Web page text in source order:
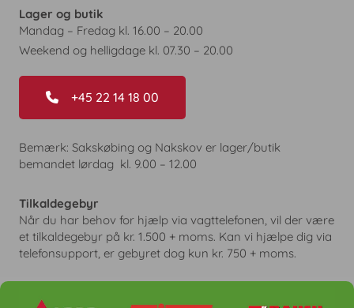
Lager og butik
Mandag – Fredag kl. 16.00 – 20.00
Weekend og helligdage kl. 07.30 – 20.00
+45 22 14 18 00
Bemærk: Sakskøbing og Nakskov er lager/butik
bemandet lørdag kl. 9.00 – 12.00
Tilkaldegebyr
Når du har behov for hjælp via vagttelefonen, vil der være
et tilkaldegebyr på kr. 1.500 + moms. Kan vi hjælpe dig via
telefonsupport, er gebyret dog kun kr. 750 + moms.